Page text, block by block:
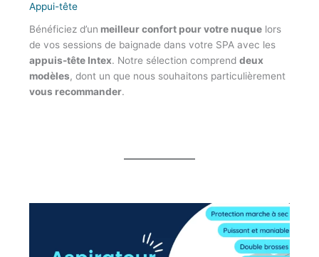
Appui-tête
Bénéficiez d’un meilleur confort pour votre nuquelors
de vos sessions de baignade dans votre SPA avec les
appuis-tête Intex. Notre sélection comprend deux
modèles, dont un que nous souhaitons particulièrement
vous recommander.